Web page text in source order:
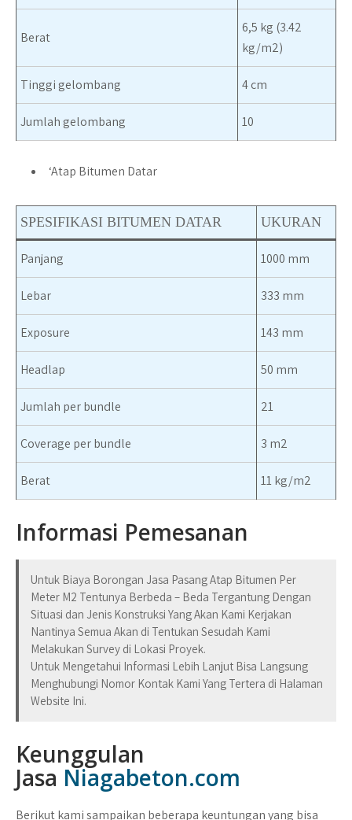
Berat
6,5 kg (3.42
kg/m2)
Tinggi gelombang 4 cm
Jumlah gelombang 10
‘Atap Bitumen Datar
SPESIFIKASI BITUMEN DATAR UKURAN
Panjang 1000 mm
Lebar 333 mm
Exposure 143 mm
Headlap 50 mm
Jumlah per bundle 21
Coverage per bundle 3 m2
Berat 11 kg/m2
Informasi Pemesanan
Untuk Biaya Borongan Jasa Pasang Atap Bitumen Per
Meter M2 Tentunya Berbeda – Beda Tergantung Dengan
Situasi dan Jenis Konstruksi Yang Akan Kami Kerjakan
Nantinya Semua Akan di Tentukan Sesudah Kami
Melakukan Survey di Lokasi Proyek.
Untuk Mengetahui Informasi Lebih Lanjut Bisa Langsung
Menghubungi Nomor Kontak Kami Yang Tertera di Halaman
Website Ini.
Keunggulan
Jasa Niagabeton.com
Berikut kami sampaikan beberapa keuntungan yang bisa